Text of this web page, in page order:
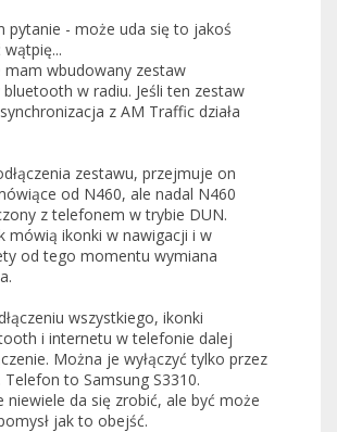
pytanie - może uda się to jakoś
mam wbudowany zestaw
w radiu. Jeśli ten zestaw
z AM Traffic działa
zestawu, przejmuje on
od N460, ale nadal N460
z telefonem w trybie DUN.
mówią ikonki w nawigacji i w
od tego momentu wymiana
wszystkiego, ikonki
i internetu w telefonie dalej
Można je wyłączyć tylko przez
to Samsung S3310.
niewiele da się zrobić, ale być może
jak to obejść.